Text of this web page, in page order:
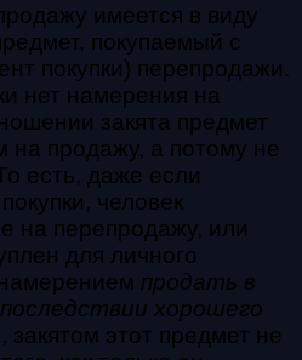
имеется в виду
покупаемый с
покупки) перепродажи.
нет намерения на
закята предмет
на продажу, а потому не
есть, даже если
человек
на перепродажу, или
для личного
продать в
хорошего
, закятом этот предмет не